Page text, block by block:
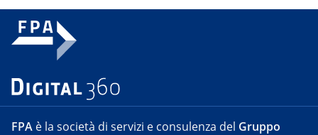
FPA è la società di servizi e consulenza del Gruppo